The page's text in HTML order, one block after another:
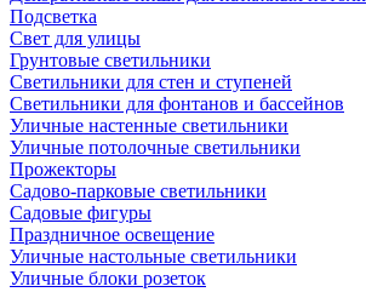
Подсветка
Свет для улицы
Грунтовые светильники
Светильники для стен и ступеней
Светильники для фонтанов и бассейнов
Уличные настенные светильники
Уличные потолочные светильники
Прожекторы
Садово-парковые светильники
Садовые фигуры
Праздничное освещение
Уличные настольные светильники
Уличные блоки розеток